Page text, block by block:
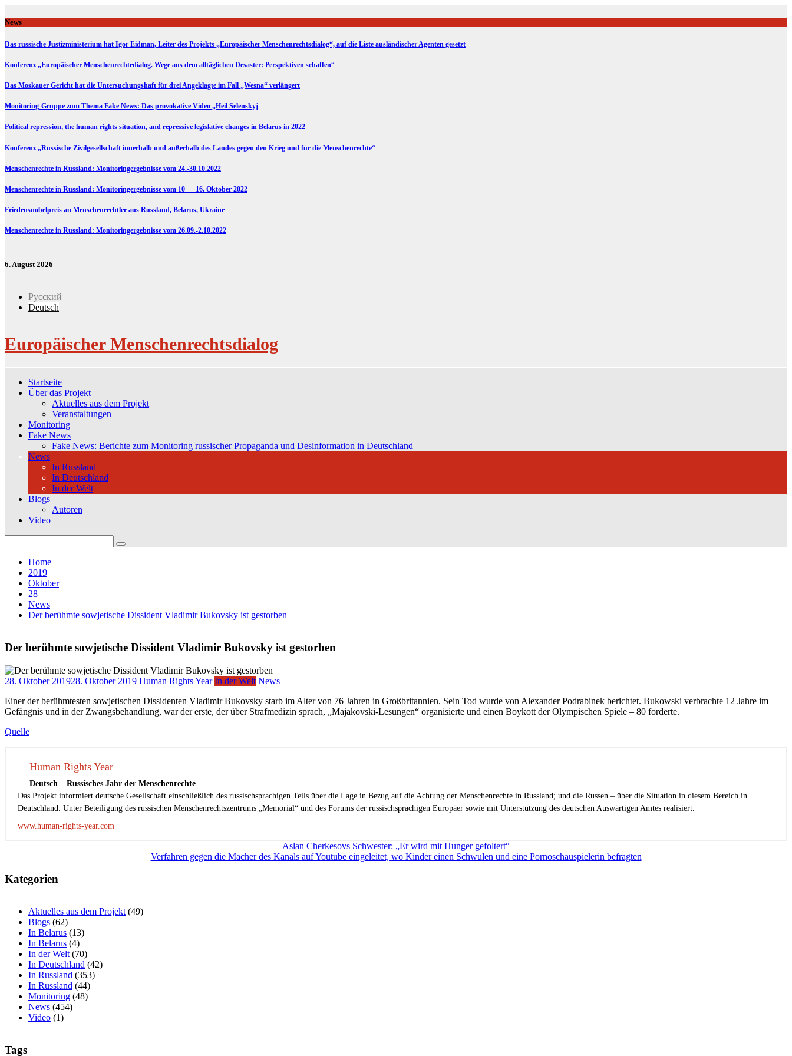
to
content
News
Das russische Justizministerium hat Igor Eidman, Leiter des Projekts „Europäischer Menschenrechtsdialog“, auf die Liste ausländischer Agenten gesetzt
Konferenz „Europäischer Menschenrechtedialog. Wege aus dem alltäglichen Desaster: Perspektiven schaffen“
Das Moskauer Gericht hat die Untersuchungshaft für drei Angeklagte im Fall „Wesna“ verlängert
Monitoring-Gruppe zum Thema Fake News: Das provokative Video „Heil Selenskyj
Political repression, the human rights situation, and repressive legislative changes in Belarus in 2022
Konferenz „Russische Zivilgesellschaft innerhalb und außerhalb des Landes gegen den Krieg und für die Menschenrechte“
Menschenrechte in Russland: Monitoringergebnisse vom 24.-30.10.2022
Menschenrechte in Russland: Monitoringergebnisse vom 10 — 16. Oktober 2022
Friedensnobelpreis an Menschenrechtler aus Russland, Belarus, Ukraine
Menschenrechte in Russland: Monitoringergebnisse vom 26.09.-2.10.2022
6. August 2026
Русский
Deutsch
Europäischer Menschenrechtsdialog
Startseite
Über das Projekt
Aktuelles aus dem Projekt
Veranstaltungen
Monitoring
Fake News
Fake News: Berichte zum Monitoring russischer Propaganda und Desinformation in Deutschland
News
In Russland
In Deutschland
In der Welt
Blogs
Autoren
Video
for:
Home
2019
Oktober
28
News
Der berühmte sowjetische Dissident Vladimir Bukovsky ist gestorben
Der berühmte sowjetische Dissident Vladimir Bukovsky ist gestorben
28. Oktober 201928. Oktober 2019 Human Rights Year In der Welt News
Einer der berühmtesten sowjetischen Dissidenten Vladimir Bukovsky starb im Alter von 76 Jahren in Großbritannien. Sein Tod wurde von Alexander Podrabinek berichtet. Bukowski verbrachte 12 Jahre im
Gefängnis und in der Zwangsbehandlung, war der erste, der über Strafmedizin sprach, „Majakovski-Lesungen“ organisierte und einen Boykott der Olympischen Spiele – 80 forderte.
Quelle
Human Rights Year
Deutsch – Russisches Jahr der Menschenrechte
Das Projekt informiert deutsche Gesellschaft einschließlich des russischsprachigen Teils über die Lage in Bezug auf die Achtung der Menschenrechte in Russland; und die Russen – über die Situation in diesem Bereich in
Deutschland. Unter Beteiligung des russischen Menschenrechtszentrums „Memorial“ und des Forums der russischsprachigen Europäer sowie mit Unterstützung des deutschen Auswärtigen Amtes realisiert.
www.human-rights-year.com
Aslan Cherkesovs Schwester: „Er wird mit Hunger gefoltert“
Verfahren gegen die Macher des Kanals auf Youtube eingeleitet, wo Kinder einen Schwulen und eine Pornoschauspielerin befragten
Kategorien
Aktuelles aus dem Projekt (49)
Blogs (62)
In Belarus (13)
In Belarus (4)
In der Welt (70)
In Deutschland (42)
In Russland (353)
In Russland (44)
Monitoring (48)
News (454)
Video (1)
Tags